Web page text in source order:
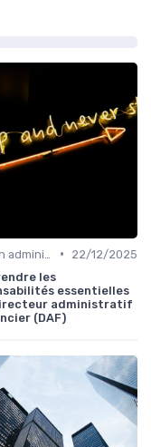
•
22/12/2025
les
essentielles
administratif
(DAF)